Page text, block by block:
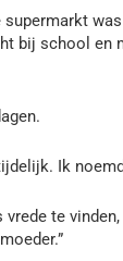
supermarkt
bij school en
Ik
vrede te